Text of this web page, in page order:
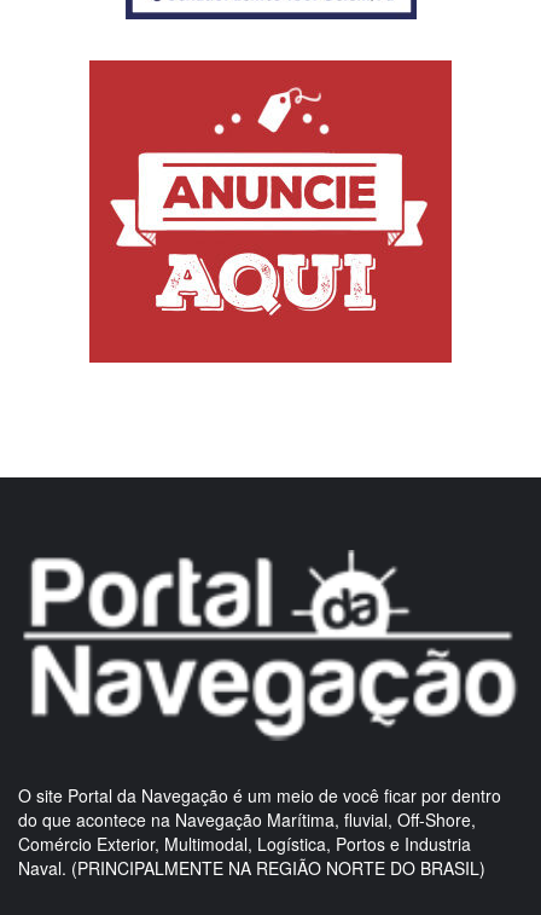
O site Portal da Navegação é um meio de você ficar por dentro
do que acontece na Navegação Marítima, fluvial, Off-Shore,
Comércio Exterior, Multimodal, Logística, Portos e Industria
Naval. (PRINCIPALMENTE NA REGIÃO NORTE DO BRASIL)